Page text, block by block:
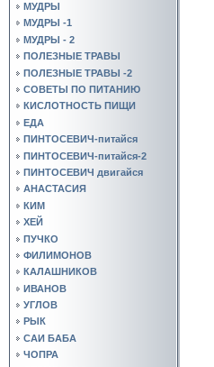
МУДРЫ
МУДРЫ -1
МУДРЫ - 2
ПОЛЕЗНЫЕ ТРАВЫ
ПОЛЕЗНЫЕ ТРАВЫ -2
СОВЕТЫ ПО ПИТАНИЮ
КИСЛОТНОСТЬ ПИЩИ
ЕДА
ПИНТОСЕВИЧ-питайся
ПИНТОСЕВИЧ-питайся-2
ПИНТОСЕВИЧ двигайся
АНАСТАСИЯ
КИМ
ХЕЙ
ПУЧКО
ФИЛИМОНОВ
КАЛАШНИКОВ
ИВАНОВ
УГЛОВ
РЫК
САИ БАБА
ЧОПРА